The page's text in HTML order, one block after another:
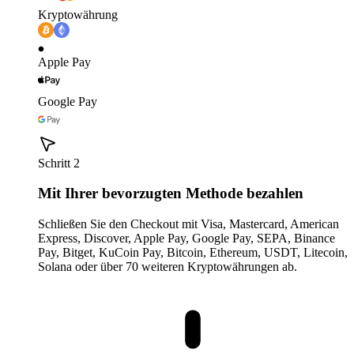
Kryptowährung
Apple Pay
Google Pay
Schritt 2
Mit Ihrer bevorzugten Methode bezahlen
Schließen Sie den Checkout mit Visa, Mastercard, American
Express, Discover, Apple Pay, Google Pay, SEPA, Binance
Pay, Bitget, KuCoin Pay, Bitcoin, Ethereum, USDT, Litecoin,
Solana oder über 70 weiteren Kryptowährungen ab.